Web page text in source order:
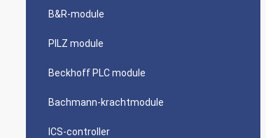
B&R-module
PILZ module
Beckhoff PLC module
Bachmann-krachtmodule
ICS-controller